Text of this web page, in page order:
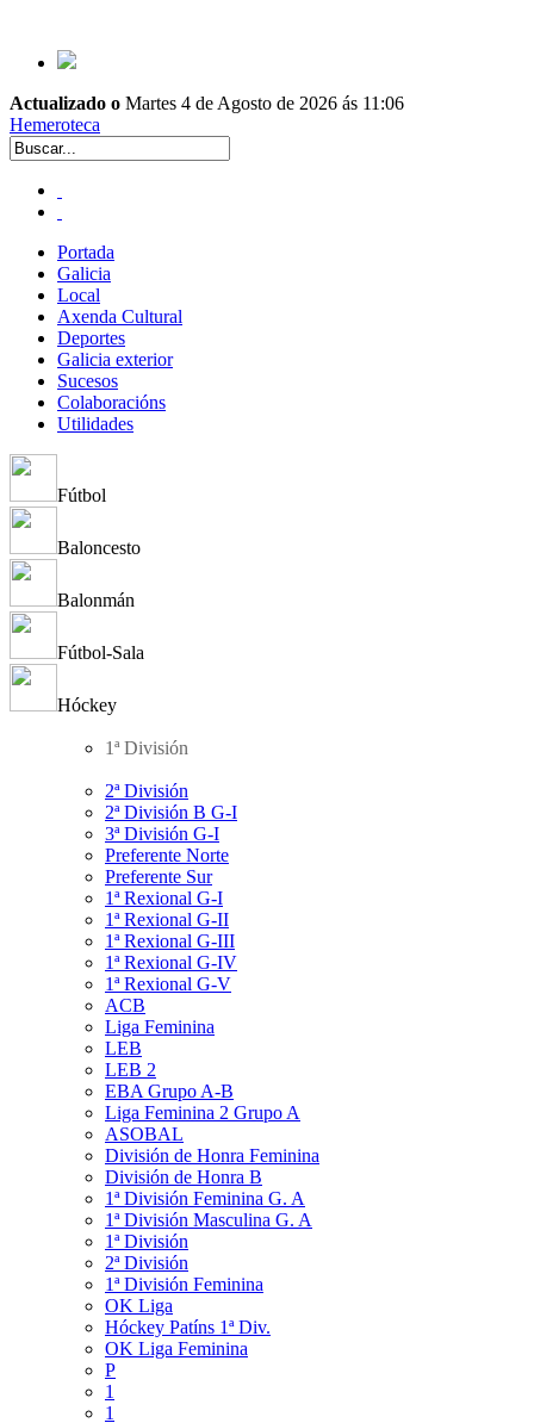
Actualizado o Martes 4 de Agosto de 2026 ás 11:06
Hemeroteca
Portada
Galicia
Local
Axenda Cultural
Deportes
Galicia exterior
Sucesos
Colaboracións
Utilidades
Fútbol
Baloncesto
Balonmán
Fútbol-Sala
Hóckey
1ª División
2ª División
2ª División B G-I
3ª División G-I
Preferente Norte
Preferente Sur
1ª Rexional G-I
1ª Rexional G-II
1ª Rexional G-III
1ª Rexional G-IV
1ª Rexional G-V
ACB
Liga Feminina
LEB
LEB 2
EBA Grupo A-B
Liga Feminina 2 Grupo A
ASOBAL
División de Honra Feminina
División de Honra B
1ª División Feminina G. A
1ª División Masculina G. A
1ª División
2ª División
1ª División Feminina
OK Liga
Hóckey Patíns 1ª Div.
OK Liga Feminina
P
1
1